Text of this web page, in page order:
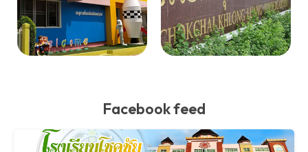
Facebook feed